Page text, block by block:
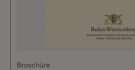
Broschüre